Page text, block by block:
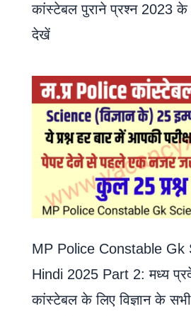
कांस्टेबल पुराने प्रश्न 2023 के
देखें
MP Police Constable Gk
Hindi 2025 Part 2: मध्य
कांस्टेबल के लिए विज्ञान के